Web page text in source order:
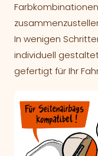
In wenigen
individuell
gefertigt für Ihr